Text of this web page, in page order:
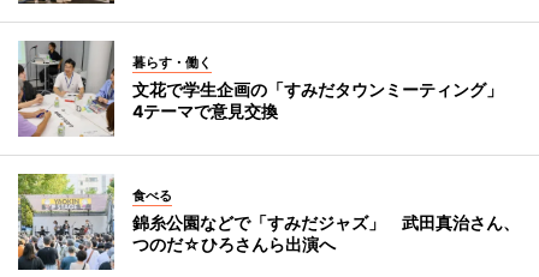
暮らす・働く
文花で学生企画の「すみだタウンミーティング」
4テーマで意見交換
食べる
錦糸公園などで「すみだジャズ」 武田真治さん、
つのだ☆ひろさんら出演へ